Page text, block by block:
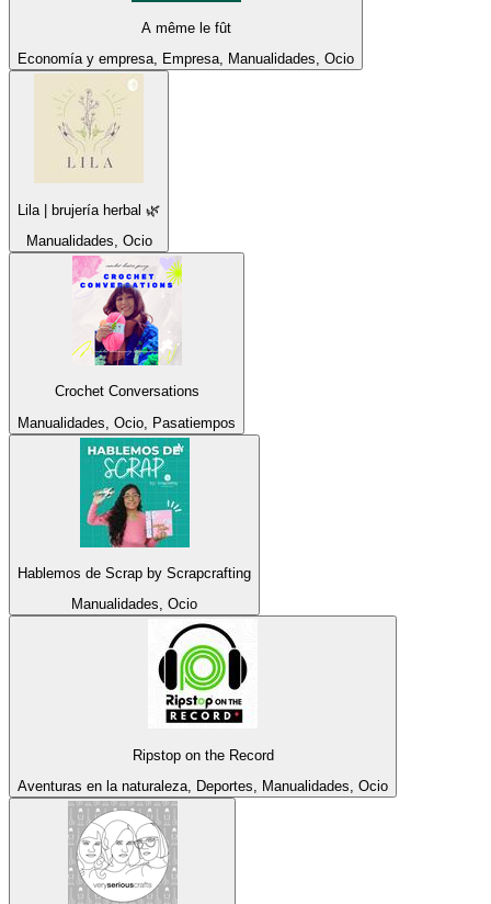
A même le fût
Economía y empresa, Empresa, Manualidades, Ocio
Lila | brujería herbal 🌿
Manualidades, Ocio
Crochet Conversations
Manualidades, Ocio, Pasatiempos
Hablemos de Scrap by Scrapcrafting
Manualidades, Ocio
Ripstop on the Record
Aventuras en la naturaleza, Deportes, Manualidades, Ocio